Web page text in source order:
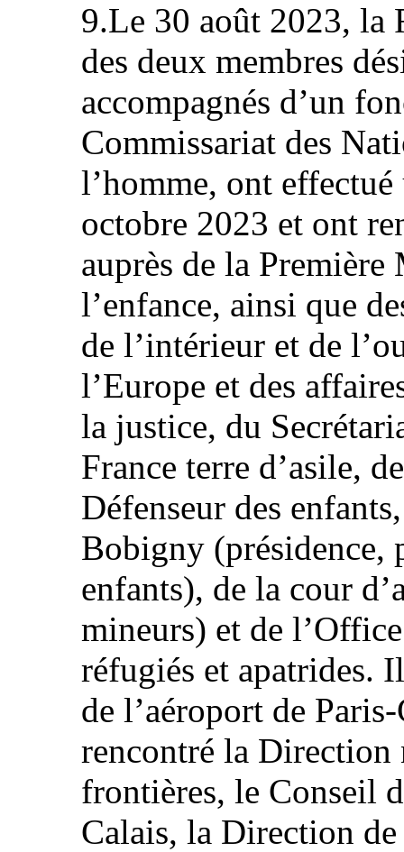
9.Le 30 août 2023, la
des deux membres
accompagnés d’un
Commissariat des
l’homme, ont
octobre 2023 et ont
auprès de la Première
l’enfance, ainsi que
de l’intérieur et de
l’Europe et des
la justice, du
France terre d’asile,
Défenseur des
Bobigny (présidence,
enfants), de la cour
mineurs) et de
réfugiés et apatrides.
de l’aéroport de
rencontré la Direction
frontières, le Conseil
Calais, la Direction